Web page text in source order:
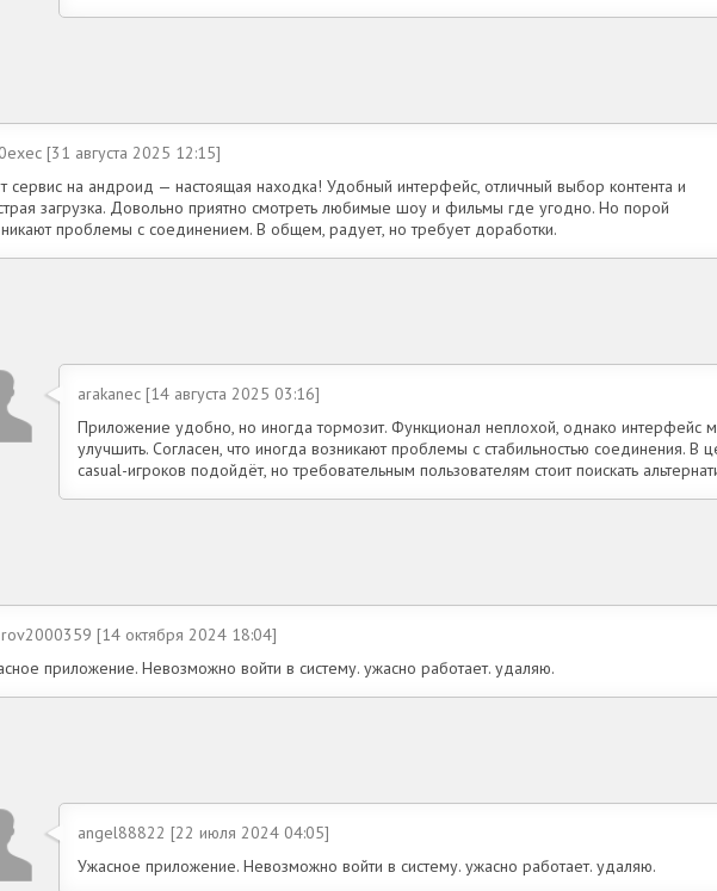
[31 августа 2025 12:15]
сервис на андроид — настоящая находка! Удобный интерфейс, отличный выбор контента и
загрузка. Довольно приятно смотреть любимые шоу и фильмы где угодно. Но порой
проблемы с соединением. В общем, радует, но требует доработки.
arakanec [14 августа 2025 03:16]
Приложение удобно, но иногда тормозит. Функционал неплохой, однако интерфейс
улучшить. Согласен, что иногда возникают проблемы с стабильностью соединения. В
casual-игроков подойдёт, но требовательным пользователям стоит поискать
[14 октября 2024 18:04]
приложение. Невозможно войти в систему. ужасно работает. удаляю.
angel88822 [22 июля 2024 04:05]
Ужасное приложение. Невозможно войти в систему. ужасно работает. удаляю.